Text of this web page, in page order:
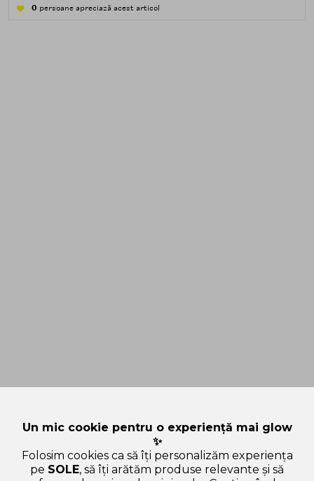
0 persoane apreciază acest articol
Un mic cookie pentru o experiență mai glow
✨
Folosim cookies ca să îți personalizăm experiența
pe SOLE, să îți arătăm produse relevante și să